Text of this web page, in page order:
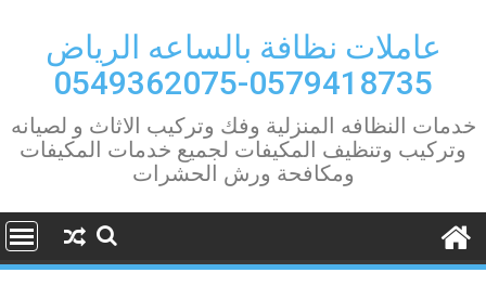
contentعاملات نظافة بالساعه الرياض
0579418735-0549362075
خدمات النظافه المنزلية وفك وتركيب الاثاث و لصيانه
وتركيب وتنظيف المكيفات لجميع خدمات المكيفات
ومكافحة ورش الحشرات